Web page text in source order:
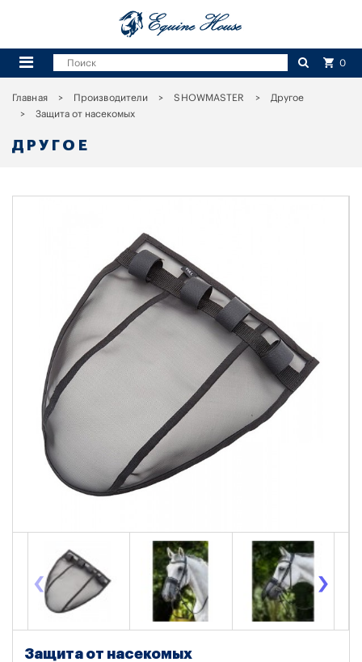
0
Главная Производители SHOWMASTER
Другое
Защита от насекомых
ДРУГОЕ
‹ ›
Защита от насекомых